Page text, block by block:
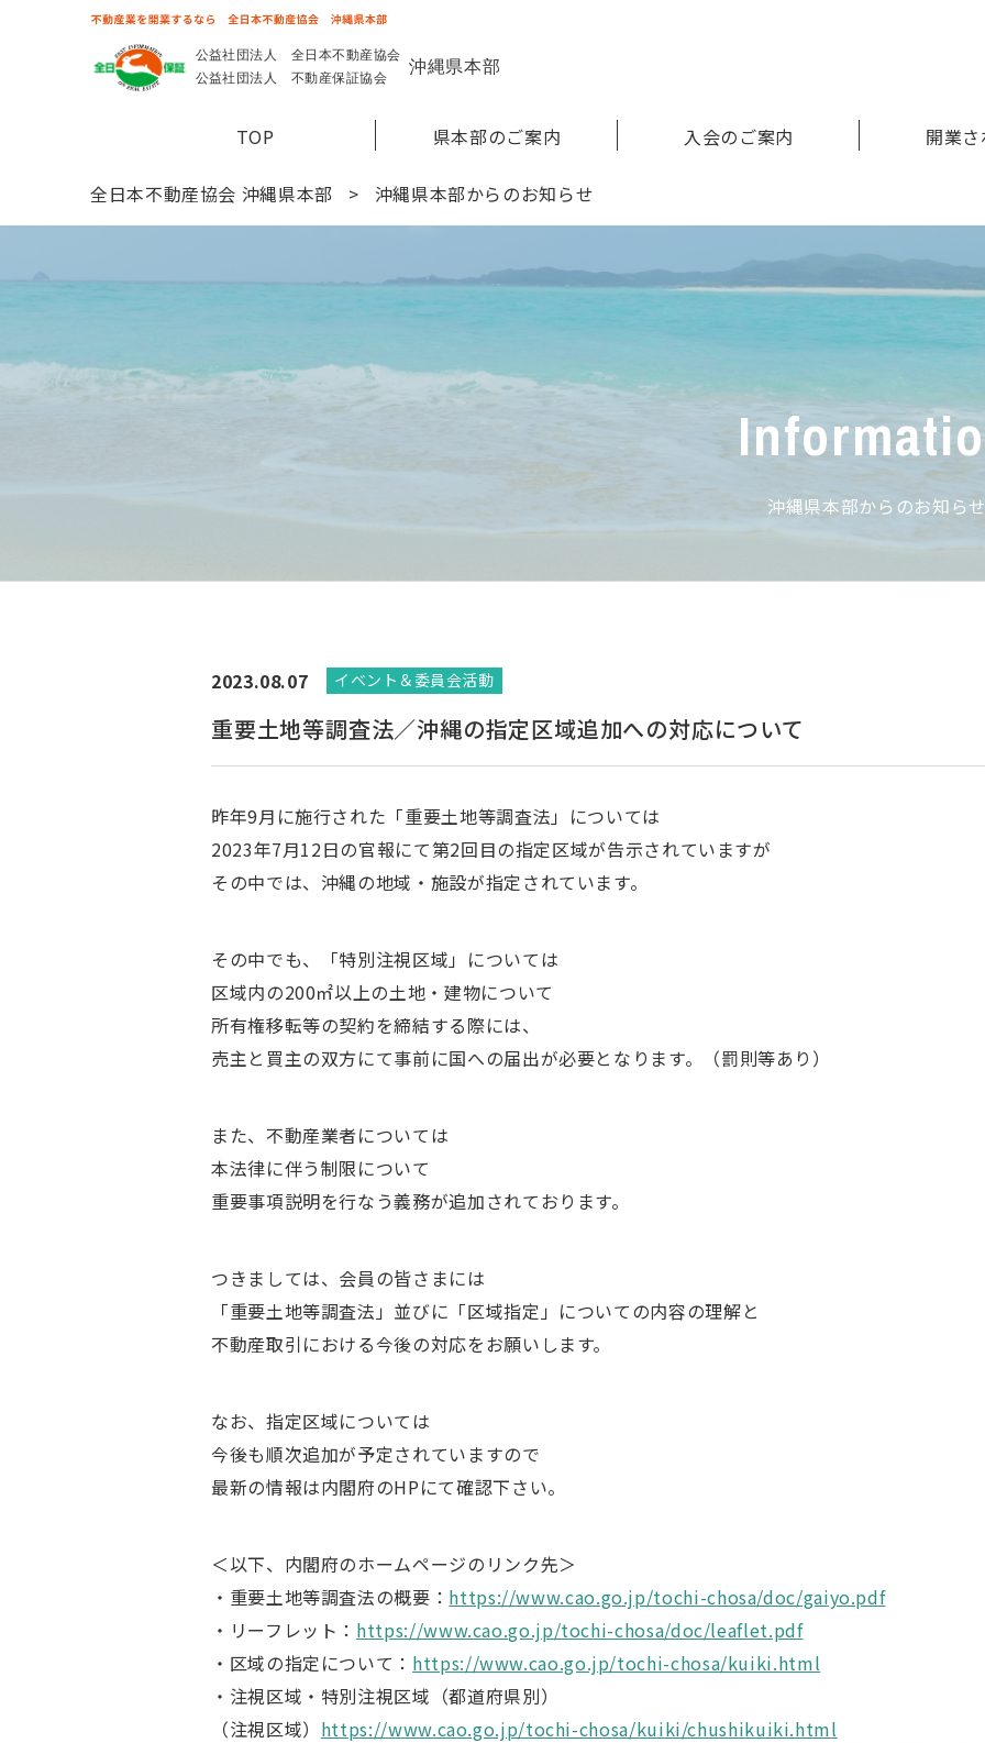
TOP 県本部のご案内 ⼊会のご案内 開業
全日本不動産協会 沖縄県本部 沖縄県本部からのお知らせ
沖縄県本部からのお知ら
2023.08.07 イベント＆委員会活動
重要土地等調査法／沖縄の指定区域追加への対応について
昨年9月に施行された「重要土地等調査法」については
2023年7月12日の官報にて第2回目の指定区域が告示されていますが
その中では、沖縄の地域・施設が指定されています。
その中でも、「特別注視区域」については
区域内の200㎡以上の土地・建物について
所有権移転等の契約を締結する際には、
売主と買主の双方にて事前に国への届出が必要となります。（罰則等あり）
また、不動産業者については
本法律に伴う制限について
重要事項説明を行なう義務が追加されております。
つきましては、会員の皆さまには
「重要土地等調査法」並びに「区域指定」についての内容の理解と
不動産取引における今後の対応をお願いします。
なお、指定区域については
今後も順次追加が予定されていますので
最新の情報は内閣府のHPにて確認下さい。
＜以下、内閣府のホームページのリンク先＞
・重要土地等調査法の概要： https://www.cao.go.jp/tochi-chosa/doc/gaiyo.pdf
・リーフレット： https://www.cao.go.jp/tochi-chosa/doc/leaflet.pdf
・区域の指定について： https://www.cao.go.jp/tochi-chosa/kuiki.html
・注視区域・特別注視区域（都道府県別）
（注視区域） https://www.cao.go.jp/tochi-chosa/kuiki/chushikuiki.html